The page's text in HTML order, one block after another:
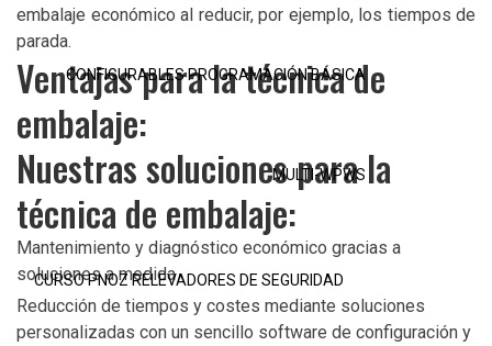
CONFIGURABLES PROGRAMACIÓN BÁSICA
MULTI-WPWS
CURSO PNOZ RELEVADORES DE SEGURIDAD
embalaje económico al reducir, por ejemplo, los tiempos de
parada.
Ventajas para la técnica de
embalaje:
Nuestras soluciones para la
técnica de embalaje:
Mantenimiento y diagnóstico económico gracias a
soluciones a medida
Reducción de tiempos y costes mediante soluciones
personalizadas con un sencillo software de configuración y